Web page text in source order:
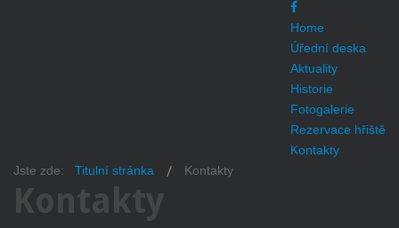
Home
Úřední deska
Aktuality
Historie
Fotogalerie
Rezervace hřiště
Kontakty
Jste zde:
Titulní stránka Kontakty
Kontakty